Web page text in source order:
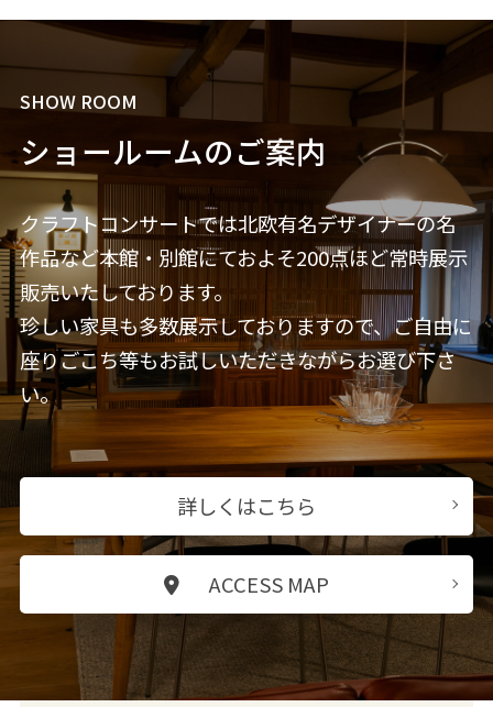
SHOW ROOM
ショールームのご案内
クラフトコンサートでは北欧有名デザイナーの名
作品など本館・別館にておよそ200点ほど常時展示
販売いたしております。
珍しい家具も多数展示しておりますので、ご自由に
座りごこち等もお試しいただきながらお選び下さ
い。
詳しくはこちら
ACCESS MAP